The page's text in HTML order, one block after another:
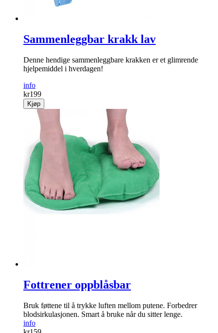
Sammenleggbar krakk lav
Denne hendige sammenleggbare krakken er et glimrende
hjelpemiddel i hverdagen!
info
kr199
Kjøp
Fottrener oppblåsbar
Bruk føttene til å trykke luften mellom putene. Forbedrer
blodsirkulasjonen. Smart å bruke når du sitter lenge.
info